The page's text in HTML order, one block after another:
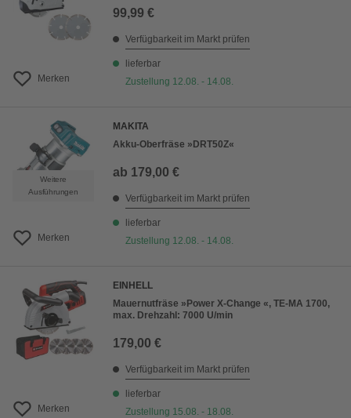
Preis absteigend
Bewertung
Merken
99,99 €
Verfügbarkeit im Markt prüfen
lieferbar
Zustellung 12.08. - 14.08.
Weitere
Ausführungen
Merken
MAKITA
Akku-Oberfräse »DRT50Z«
ab 179,00 €
Verfügbarkeit im Markt prüfen
lieferbar
Zustellung 12.08. - 14.08.
Merken
EINHELL
Mauernutfräse »Power X-Change «, TE-MA 1700,
max. Drehzahl: 7000 U/min
179,00 €
Verfügbarkeit im Markt prüfen
lieferbar
Zustellung 15.08. - 18.08.